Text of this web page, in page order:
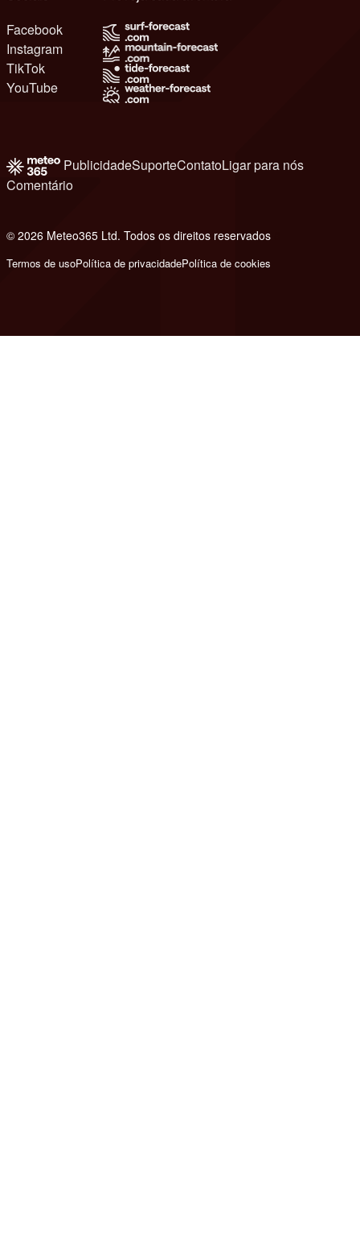
Facebook
Instagram
TikTok
YouTube
PublicidadeSuporteContatoLigar para nós
Comentário
© 2026 Meteo365 Ltd. Todos os direitos reservados
Termos de usoPolítica de privacidadePolítica de cookies